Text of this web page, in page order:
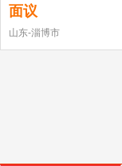
公司
面议
山东-淄博市